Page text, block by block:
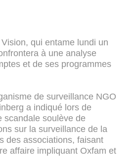
qui entame lundi un
à une analyse
et de ses programmes
de surveillance NGO
a indiqué lors de
scandale soulève de
sur la surveillance de la
des associations, faisant
affaire impliquant Oxfam et